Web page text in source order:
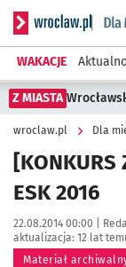
Serwis
WAKACJE
Z MIASTA
wroclaw.pl Dla
ESK 2016
Data publikacji:
22.08.2014 00:00 |
aktualizacja: 12 lat
Materiał